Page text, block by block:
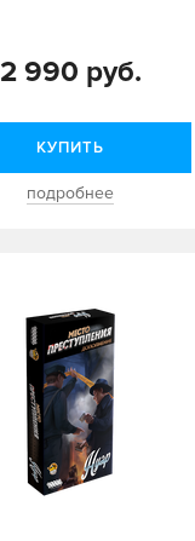
2 990 руб.
КУПИТЬ
подробнее